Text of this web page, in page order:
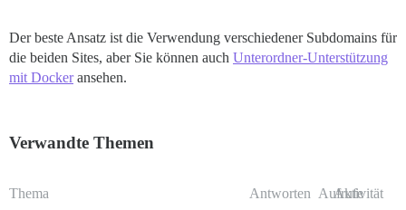
Der beste Ansatz ist die Verwendung verschiedener Subdomains für
die beiden Sites, aber Sie können auch Unterordner-Unterstützung
mit Dockeransehen.
Verwandte Themen
Thema Antworten Aufrufe
Aktivität